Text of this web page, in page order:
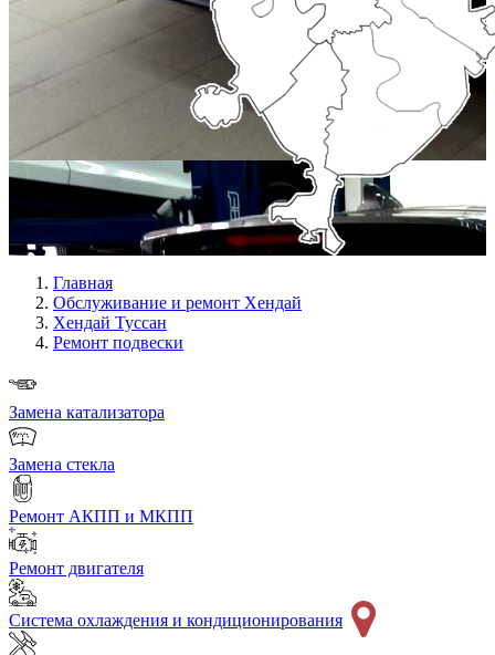
Главная
Обслуживание и ремонт Хендай
Хендай Туссан
Ремонт подвески
Замена катализатора
Замена стекла
Ремонт АКПП и МКПП
Ремонт двигателя
Система охлаждения и кондиционирования